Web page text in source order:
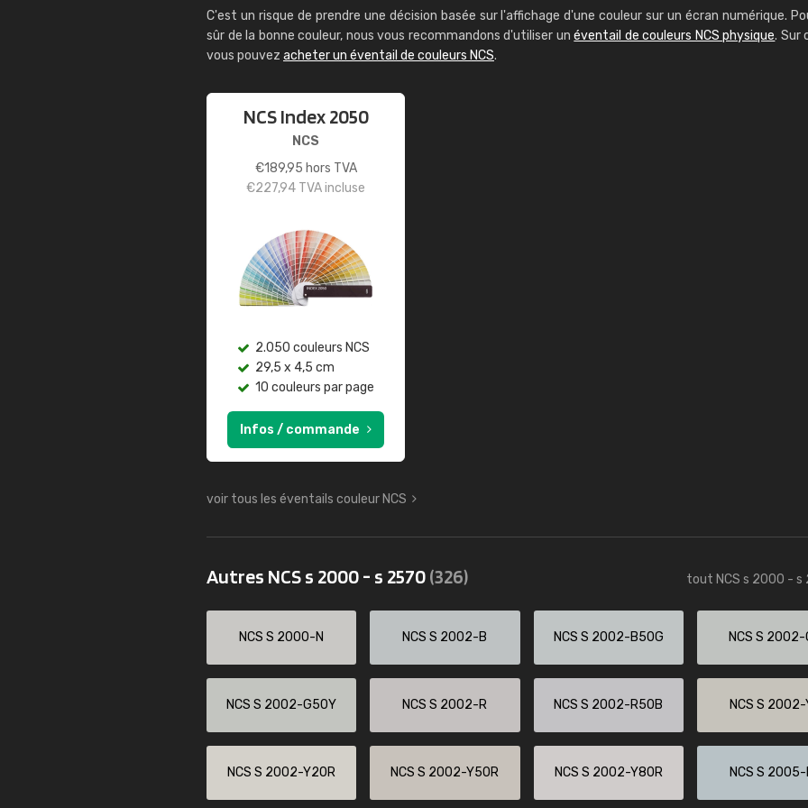
C'est un risque de prendre une décision basée sur l'affichage d'une couleur sur un écran numérique.
sûr de la bonne couleur, nous vous recommandons d'utiliser unéventail de couleurs NCS physique. Sur
vous pouvez acheter un éventail de couleurs NCS.
NCS Index 2050
NCS
€189,95 hors TVA
€227,94 TVA incluse
2.050 couleurs NCS
29,5 x 4,5 cm
10 couleurs par page
Infos / commande
voir tous les éventails couleur NCS
Autres NCS s 2000 - s 2570(326) tout NCS s 2000 - s
NCS S 2000-N NCS S 2002-B NCS S 2002-B50G NCS S 2002-
NCS S 2002-G50Y NCS S 2002-R NCS S 2002-R50B NCS S 2002-
NCS S 2002-Y20R NCS S 2002-Y50R NCS S 2002-Y80R NCS S 2005-